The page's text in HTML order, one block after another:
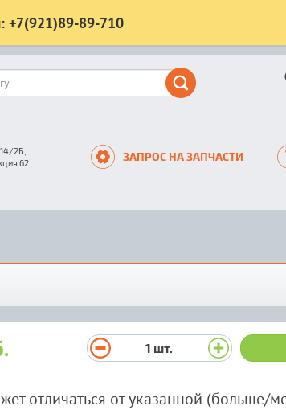
+7(921)89-89-710
2Б,
62
ЗАПРОС НА ЗАПЧАСТИ
1 шт.
отличаться от указанной (больше/